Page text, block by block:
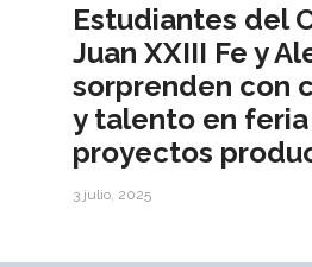
Estudiantes del
Juan XXIII Fe y
sorprenden con
y talento en
proyectos
3 julio, 2025